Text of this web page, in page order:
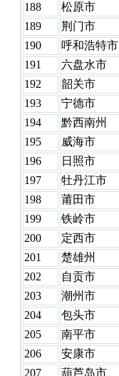
188
松原市
189
荆门市
190
呼和浩特市
191
六盘水市
192
韶关市
193
宁德市
194
黔西南州
195
威海市
196
日照市
197
牡丹江市
198
莆田市
199
铁岭市
200
定西市
201
楚雄州
202
自贡市
203
潮州市
204
包头市
205
南平市
206
安康市
207
葫芦岛市